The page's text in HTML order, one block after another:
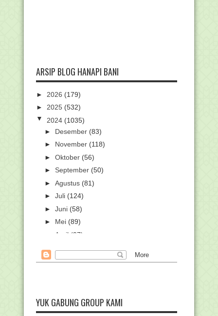
ARSIP BLOG HANAPI BANI
► 2026 (179)
► 2025 (532)
▼ 2024 (1035)
► Desember (83)
► November (118)
► Oktober (56)
► September (50)
► Agustus (81)
► Juli (124)
► Juni (58)
► Mei (89)
April (97)
Potret Masjid Raya Sheikh Zayed Solo,
Yuk Pasang Twibbon "Jangan Lupa
Absen SIMPATIKA" t...
YUK GABUNG GROUP KAMI